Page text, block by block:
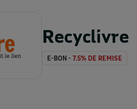
Recyclivre
E-BON - 7.5% DE REMISE